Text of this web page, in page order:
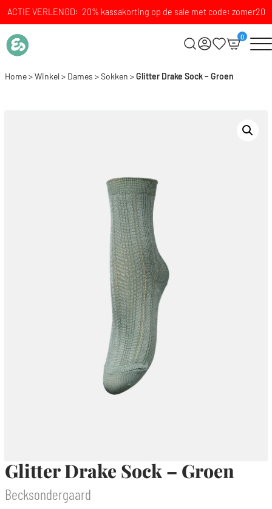
ACTIE VERLENGD: 20% kassakorting op de sale met code: zomer20
0
Home>Winkel> Dames >Sokken >Glitter Drake Sock – Groen
Glitter Drake Sock – Groen
Becksondergaard